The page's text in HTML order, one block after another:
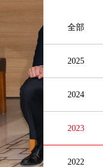
全部
2025
2024
2023
2022